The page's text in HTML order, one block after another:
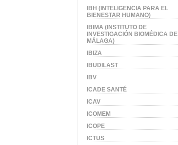
IBH (INTELIGENCIA PARA EL
BIENESTAR HUMANO)
IBIMA (INSTITUTO DE
INVESTIGACIÓN BIOMÉDICA DE
MÁLAGA)
IBIZA
IBUDILAST
IBV
ICADE SANTÉ
ICAV
ICOMEM
ICOPE
ICTUS